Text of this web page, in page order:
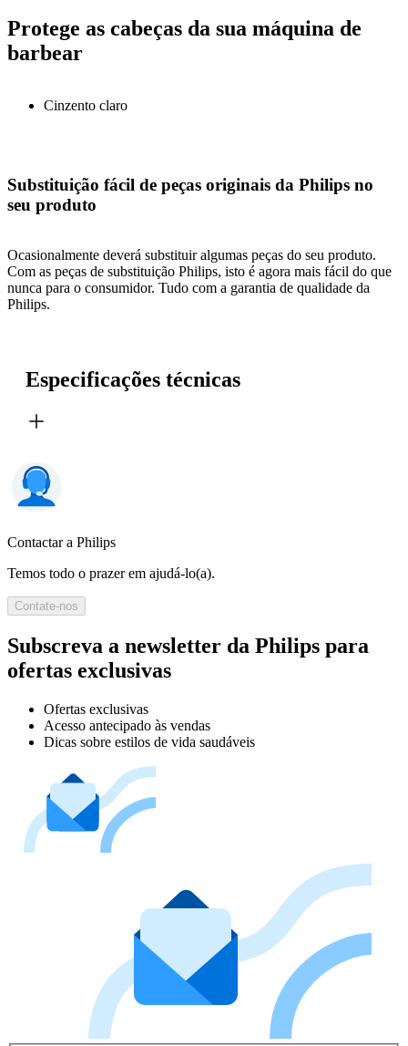
Protege as cabeças da sua máquina de
barbear
Cinzento claro
Substituição fácil de peças originais da Philips no
seu produto
Ocasionalmente deverá substituir algumas peças do seu produto.
Com as peças de substituição Philips, isto é agora mais fácil do que
nunca para o consumidor. Tudo com a garantia de qualidade da
Philips.
Especificações técnicas
Contactar a Philips
Temos todo o prazer em ajudá-lo(a).
Contate-nos
Subscreva a newsletter da Philips para
ofertas exclusivas
Ofertas exclusivas
Acesso antecipado às vendas
Dicas sobre estilos de vida saudáveis